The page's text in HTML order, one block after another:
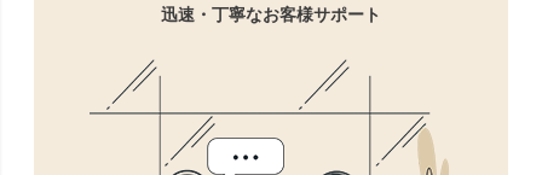
迅速・丁寧なお客様サポート